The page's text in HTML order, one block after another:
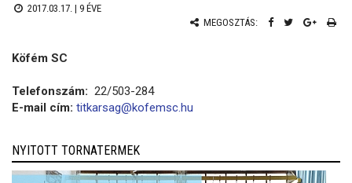
2017.03.17. | 9 ÉVE
MEGOSZTÁS:
Köfém SC
Telefonszám: 22/503-284
E-mail cím: titkarsag@kofemsc.hu
NYITOTT TORNATERMEK